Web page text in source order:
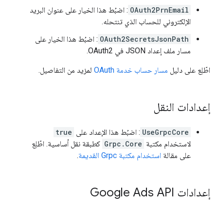
OAuth2PrnEmail : اضبُط هذا الخيار على عنوان البريد
الإلكتروني للحساب الذي تنتحله.
OAuth2SecretsJsonPath : اضبُط هذا الخيار على
مسار ملف إعداد JSON في OAuth2.
اطّلِع على دليل مسار حساب خدمة OAuth لمزيد من التفاصيل.
إعدادات النقل
UseGrpcCore : اضبُط هذا الإعداد على true
لاستخدام مكتبة Grpc.Core كطبقة نقل أساسية. اطّلِع
على مقالة استخدام مكتبة Grpc القديمة .
إعدادات Google Ads API